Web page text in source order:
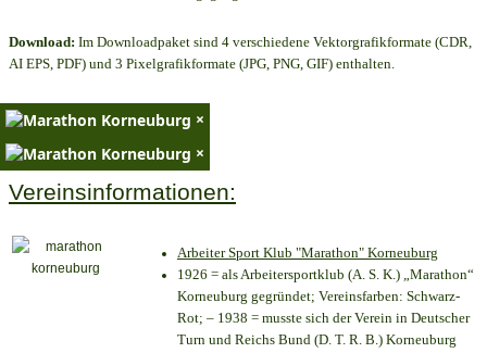
Download: Im Downloadpaket sind 4 verschiedene Vektorgrafikformate (CDR,
AI EPS, PDF) und 3 Pixelgrafikformate (JPG, PNG, GIF) enthalten.
×
×
Vereinsinformationen:
Arbeiter Sport Klub "Marathon" Korneuburg
1926 = als Arbeitersportklub (A. S. K.) „Marathon“
Korneuburg gegründet; Vereinsfarben: Schwarz-
Rot; – 1938 = musste sich der Verein in Deutscher
Turn und Reichs Bund (D. T. R. B.) Korneuburg